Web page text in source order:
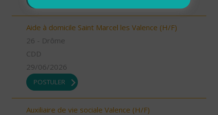
Aide à domicile Saint Marcel les Valence (H/F)
26 - Drôme
CDD
29/06/2026
POSTULER
Auxiliaire de vie sociale Valence (H/F)